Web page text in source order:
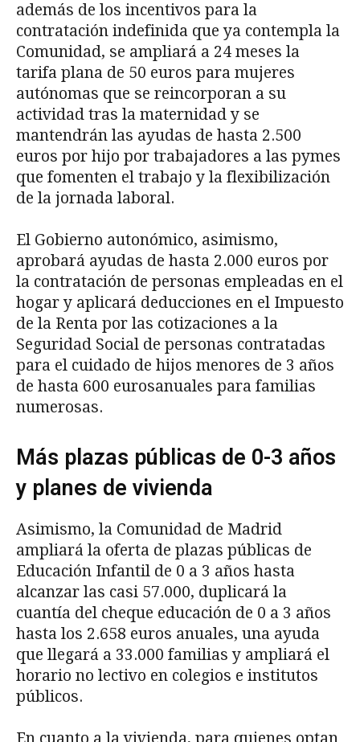
además de los incentivos para la
contratación indefinida que ya contempla la
Comunidad, se ampliará a 24 meses la
tarifa plana de 50 euros para mujeres
autónomas que se reincorporan a su
actividad tras la maternidad y se
mantendrán las ayudas de hasta 2.500
euros por hijo por trabajadores a las pymes
que fomenten el trabajo y la flexibilización
de la jornada laboral.
El Gobierno autonómico, asimismo,
aprobará ayudas de hasta 2.000 euros por
la contratación de personas empleadas en el
hogar y aplicará deducciones en el Impuesto
de la Renta por las cotizaciones a la
Seguridad Social de personas contratadas
para el cuidado de hijos menores de 3 años
de hasta 600 eurosanuales para familias
numerosas.
Más plazas públicas de 0-3 años
y planes de vivienda
Asimismo, la Comunidad de Madrid
ampliará la oferta de plazas públicas de
Educación Infantil de 0 a 3 años hasta
alcanzar las casi 57.000, duplicará la
cuantía del cheque educación de 0 a 3 años
hasta los 2.658 euros anuales, una ayuda
que llegará a 33.000 familias y ampliará el
horario no lectivo en colegios e institutos
públicos.